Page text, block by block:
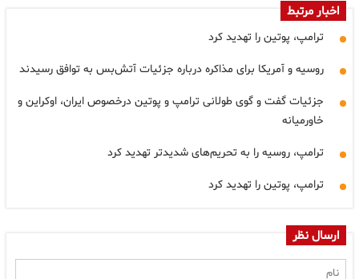
اخبار مرتبط
ترامپ، پوتین را تهدید کرد
روسیه و آمریکا برای مذاکره درباره جزئیات آتش‌بس به توافق رسیدند
جزئیات گفت و گوی طولانی ترامپ و پوتین درخصوص ایران، اوکراین و
خاورمیانه
ترامپ، روسیه را به تحریم‌های شدیدتر تهدید کرد
ترامپ، پوتین را تهدید کرد
ارسال نظر